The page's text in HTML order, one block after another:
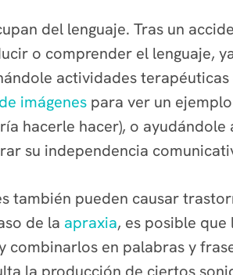
del lenguaje. Tras un
o comprender el lenguaje,
actividades
imágenes para ver un
hacerle hacer), o
su independencia
también pueden causar
de la apraxia, es posible
combinarlos en palabras y
la producción de ciertos